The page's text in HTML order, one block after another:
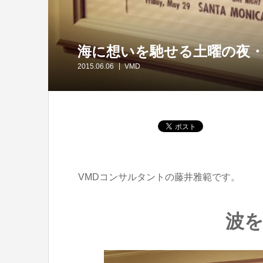
海に想いを馳せる土曜の夜
2015.06.06 VMD
VMDコンサルタントの藤井雅範です。
波